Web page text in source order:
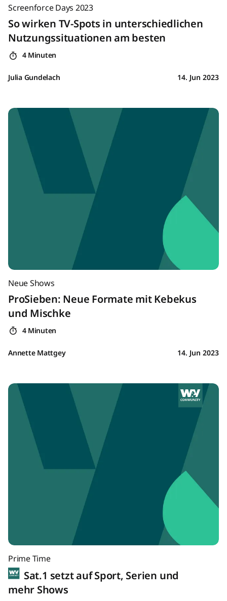
Screenforce Days 2023
So wirken TV-Spots in unterschiedlichen
Nutzungssituationen am besten
4 Minuten
Julia Gundelach 14. Jun 2023
Neue Shows
ProSieben: Neue Formate mit Kebekus
und Mischke
4 Minuten
Annette Mattgey 14. Jun 2023
Prime Time
Sat.1 setzt auf Sport, Serien und
mehr Shows